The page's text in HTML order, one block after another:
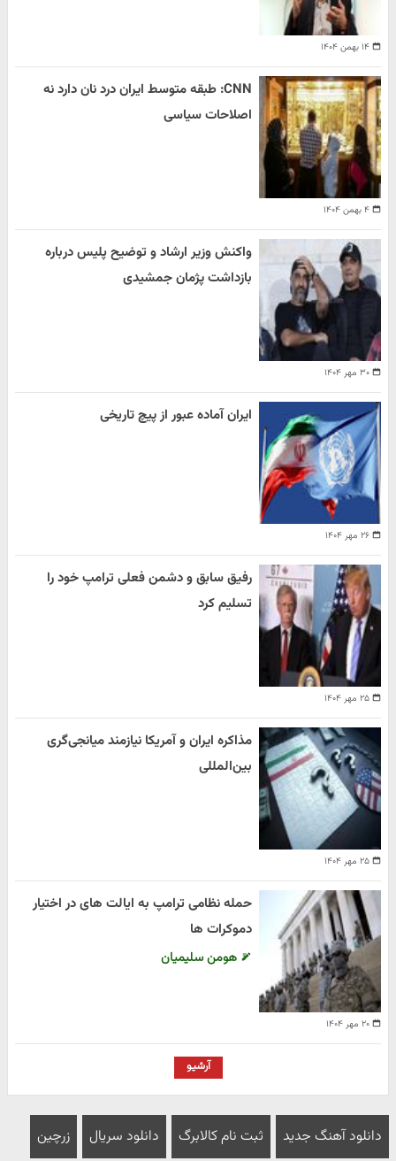
۱۴ بهمن ۱۴۰۴
۴ بهمن ۱۴۰۴
CNN: طبقه متوسط ایران درد نان دارد نه
اصلاحات سیاسی
۳۰ مهر ۱۴۰۴
واکنش وزیر ارشاد و توضیح پلیس درباره
بازداشت پژمان جمشیدی
۲۶ مهر ۱۴۰۴
ایران آماده عبور از پیچ تاریخی
۲۵ مهر ۱۴۰۴
رفیق سابق و دشمن فعلی ترامپ خود را
تسلیم کرد
۲۵ مهر ۱۴۰۴
مذاکره ایران و آمریکا نیازمند میانجی‌گری
بین‌المللی
۲۰ مهر ۱۴۰۴
حمله نظامی ترامپ به ایالت های در اختیار
دموکرات ها
هومن سلیمیان
آرشیو
دانلود آهنگ جدید ثبت نام کالابرگ دانلود سریال زرچین